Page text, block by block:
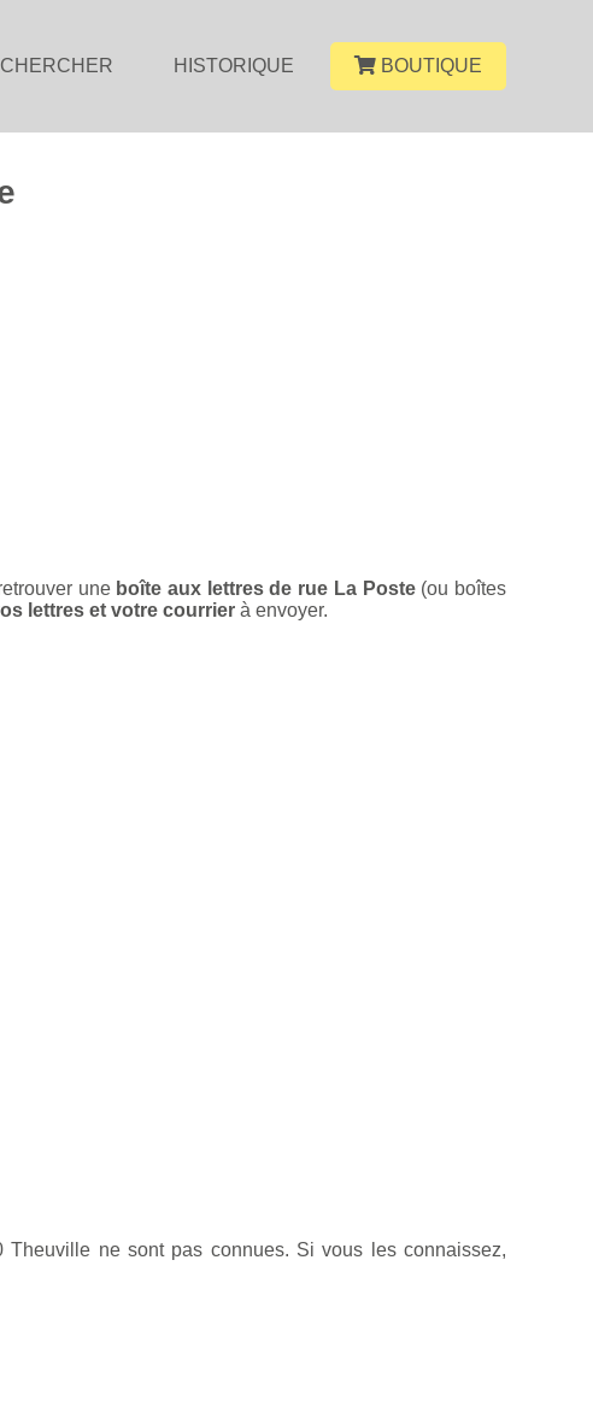
HISTORIQUE BOUTIQUE
une boîte aux lettres de rue La Poste(ou boîtes
lettres et votre courrier à envoyer.
ne sont pas connues. Si vous les connaissez,